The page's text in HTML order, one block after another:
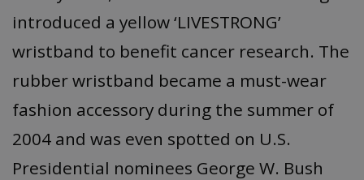
introduced a yellow ‘LIVESTRONG’
wristband to benefit cancer research. The
rubber wristband became a must-wear
fashion accessory during the summer of
2004 and was even spotted on U.S.
Presidential nominees George W. Bush